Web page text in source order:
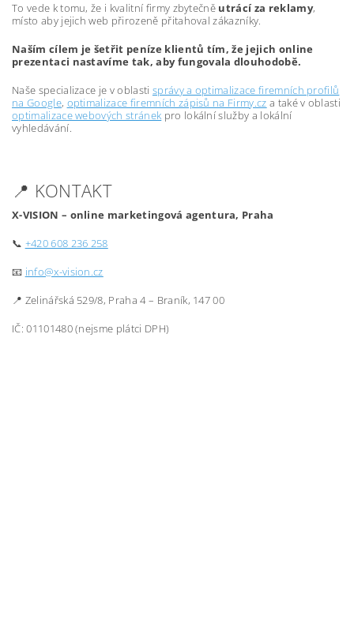
To vede k tomu, že i kvalitní firmy zbytečně utrácí za reklamy,
místo aby jejich web přirozeně přitahoval zákazníky.
Naším cílem je šetřit peníze klientů tím, že jejich online
prezentaci nastavíme tak, aby fungovala dlouhodobě.
Naše specializace je v oblasti správy a optimalizace firemních profilů
na Google, optimalizace firemních zápisů na Firmy.cz a také v oblasti
optimalizace webových stránek pro lokální služby a lokální
vyhledávání.
📍 KONTAKT
X-VISION – online marketingová agentura, Praha
📞 +420 608 236 258
📧 info@x-vision.cz
📍 Zelinářská 529/8, Praha 4 – Braník, 147 00
IČ: 01101480 (nejsme plátci DPH)